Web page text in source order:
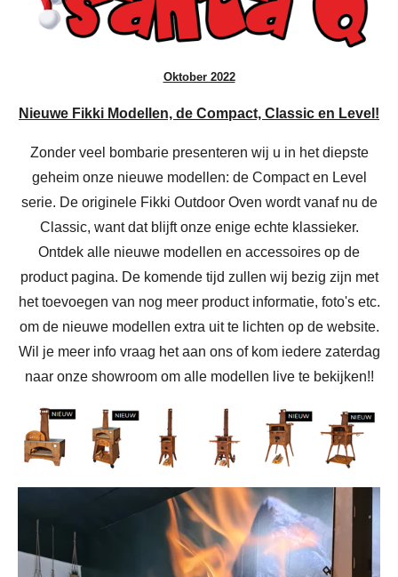
Oktober 2022
Nieuwe Fikki Modellen, de Compact, Classic en Level!
Zonder veel bombarie presenteren wij u in het diepste
geheim onze nieuwe modellen: de Compact en Level
serie. De originele Fikki Outdoor Oven wordt vanaf nu de
Classic, want dat blijft onze enige echte klassieker.
Ontdek alle nieuwe modellen en accessoires op de
product pagina. De komende tijd zullen wij bezig zijn met
het toevoegen van nog meer product informatie, foto's etc.
om de nieuwe modellen extra uit te lichten op de website.
Wil je meer info vraag het aan ons of kom iedere zaterdag
naar onze showroom om alle modellen live te bekijken!!